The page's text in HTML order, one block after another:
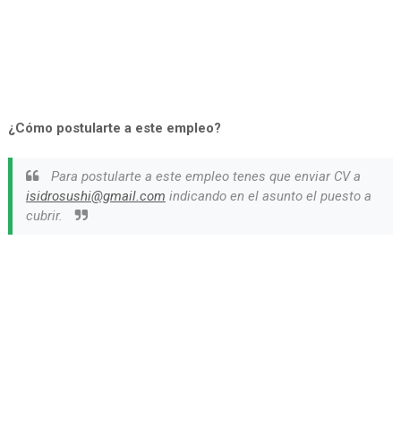
¿Cómo postularte a este empleo?
Para postularte a este empleo tenes que enviar CV a
isidrosushi@gmail.com indicando en el asunto el puesto a
cubrir.